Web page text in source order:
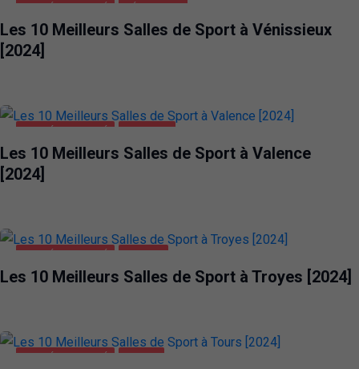
SANTÉ ET BEAUTÉ VÉNISSIEUX
Les 10 Meilleurs Salles de Sport à Vénissieux
[2024]
SANTÉ ET BEAUTÉ VALENCE
Les 10 Meilleurs Salles de Sport à Valence
[2024]
SANTÉ ET BEAUTÉ TROYES
Les 10 Meilleurs Salles de Sport à Troyes [2024]
SANTÉ ET BEAUTÉ TOURS